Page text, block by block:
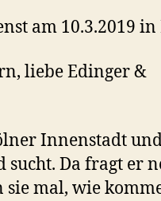
am 10.3.2019
liebe Edinger &
Innenstadt
Da fragt er
sie mal, wie